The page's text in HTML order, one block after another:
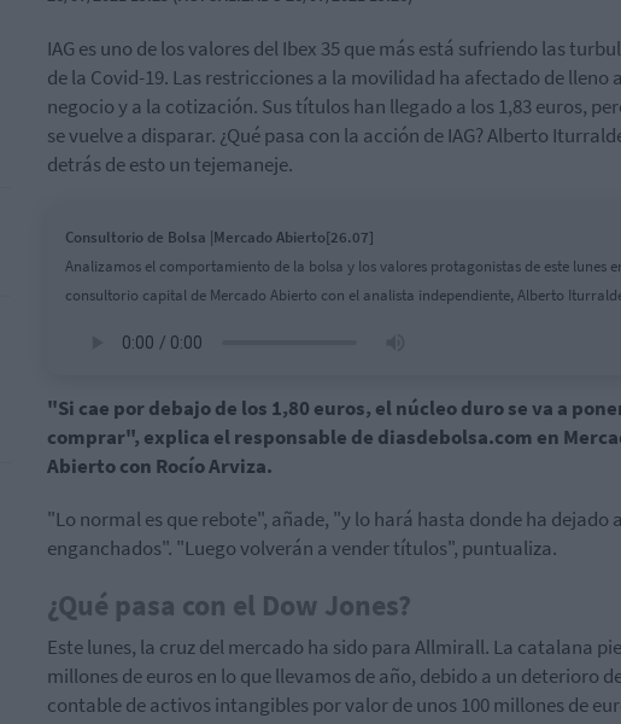
IAG es uno de los valores del Ibex 35 que más está sufriendo las
de la Covid-19. Las restricciones a la movilidad ha afectado de lleno
negocio y a la cotización. Sus títulos han llegado a los 1,83 euros,
se vuelve a disparar. ¿Qué pasa con la acción de IAG? Alberto
detrás de esto un tejemaneje.
Consultorio de Bolsa |Mercado Abierto[26.07]
Analizamos el comportamiento de la bolsa y los valores protagonistas de este lunes
consultorio capital de Mercado Abierto con el analista independiente, Alberto
"Si cae por debajo de los 1,80 euros, el núcleo duro se va a
comprar", explica el responsable de diasdebolsa.com en
Abierto con Rocío Arviza.
"Lo normal es que rebote", añade, "y lo hará hasta donde ha dejado
enganchados". "Luego volverán a vender títulos", puntualiza.
¿Qué pasa con el Dow Jones?
Este lunes, la cruz del mercado ha sido para Allmirall. La catalana
millones de euros en lo que llevamos de año, debido a un deterioro
contable de activos intangibles por valor de unos 100 millones de